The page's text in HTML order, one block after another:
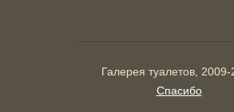
Галерея туалетов, 2009-
Спасибо